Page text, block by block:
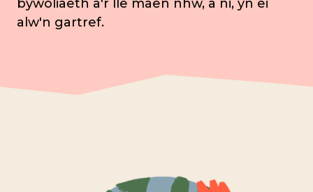
bywoliaeth a'r lle maen nhw, a ni, yn ei
alw'n gartref.